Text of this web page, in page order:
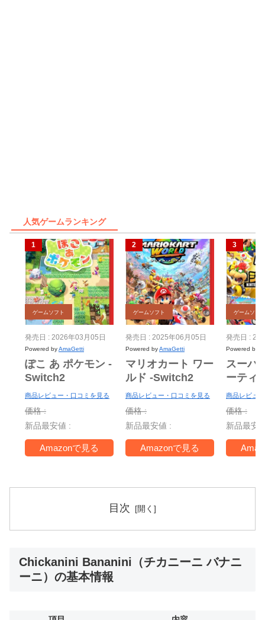
人気ゲームランキング
ゲームソフト
発売日 : 2026年03月05日
Powered byAmaGetti
ぽこ あ ポケモン -
Switch2
商品レビュー・口コミを見る
価格 :
新品最安値 :
Amazonで見る
ゲームソフト
発売日 : 2025年06月05日
Powered byAmaGetti
マリオカート ワー
ルド -Switch2
商品レビュー・口コミを見る
価格 :
新品最安値 :
Amazonで見る
ゲームソフト
発売日 :
Powered by
スーパ
ーティ
ー
Switch
＋ ジャ
TV -
商品レビュ
価格 :
新品最安
目次
Chickanini Bananini（チカニーニ バナニ
ーニ）の基本情報